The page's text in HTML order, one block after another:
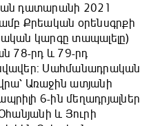
դատարանի 2021
Քրեական օրենսգրքի
կարգը տապալելը)
78-րդ և 79-րդ
Սահմանադրական
Առաջին ատյանի
6-ին մեղադրյալներ
և Յուրի